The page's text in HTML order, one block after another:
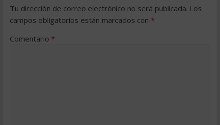
Tu dirección de correo electrónico no será publicada. Los
campos obligatorios están marcados con *
Comentario *